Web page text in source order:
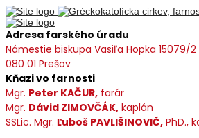
Adresa farského úradu
Námestie biskupa Vasiľa Hopka 15079/2
080 01 Prešov
Kňazi vo farnosti
Mgr. Peter KAČUR, farár
Mgr. Dávid ZIMOVČÁK, kaplán
SSLic. Mgr. Ľuboš PAVLIŠINOVIČ, PhD.,